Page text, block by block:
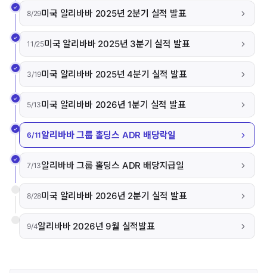
8/29미국 알리바바 2025년 2분기 실적 발표
11/25미국 알리바바 2025년 3분기 실적 발표
3/19미국 알리바바 2025년 4분기 실적 발표
5/13미국 알리바바 2026년 1분기 실적 발표
6/11알리바바 그룹 홀딩스 ADR 배당락일
7/13알리바바 그룹 홀딩스 ADR 배당지급일
8/28미국 알리바바 2026년 2분기 실적 발표
9/4알리바바 2026년 9월 실적발표